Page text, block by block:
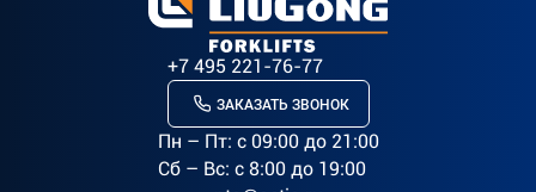
+7 495 221-76-77
ЗАКАЗАТЬ ЗВОНОК
Пн – Пт: c 09:00 до 21:00
Сб – Вс: с 8:00 до 19:00